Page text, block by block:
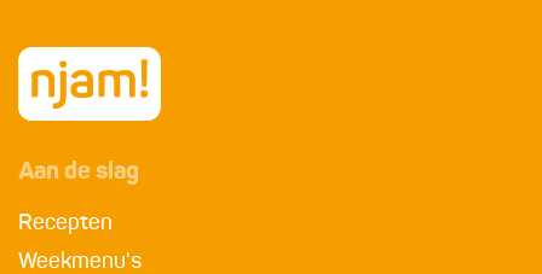
Aan de slag
Recepten
Weekmenu's